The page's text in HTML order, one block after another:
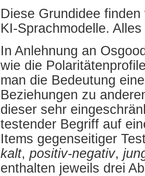
Diese Grundidee
KI-Sprachmodelle.
In Anlehnung an
wie die
man die Bedeutung
Beziehungen zu
dieser sehr
testender Begriff auf
Items gegenseitiger
kalt, positiv-negativ,
enthalten jeweils drei